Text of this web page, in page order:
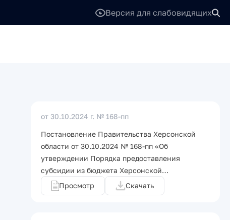
Версия для слабовидящих
от 30.10.2024 г. № 168-пп
Постановление Правительства Херсонской
области от 30.10.2024 № 168-пп «Об
утверждении Порядка предоставления
субсидии из бюджета Херсонской…
Просмотр
Скачать